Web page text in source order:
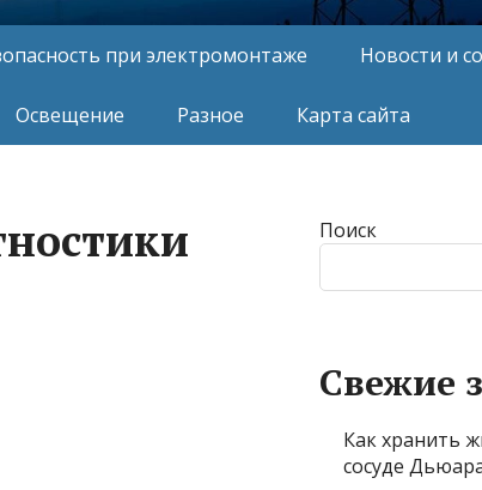
при электромонтаже Новости и
Освещение Разное Карта сайта
Поиск
Свежие
Как хранить
сосуде